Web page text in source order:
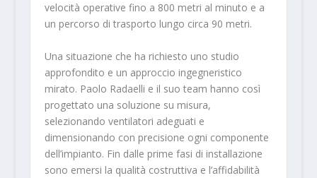
velocità operative fino a 800 metri al minuto e a
un percorso di trasporto lungo circa 90 metri.
Una situazione che ha richiesto uno studio
approfondito e un approccio ingegneristico
mirato. Paolo Radaelli e il suo team hanno così
progettato una soluzione su misura,
selezionando ventilatori adeguati e
dimensionando con precisione ogni componente
dell’impianto. Fin dalle prime fasi di installazione
sono emersi la qualità costruttiva e l’affidabilità